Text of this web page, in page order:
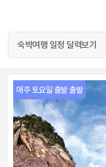
숙박여행 일정 달력보기
매주 토요일 출발 출발